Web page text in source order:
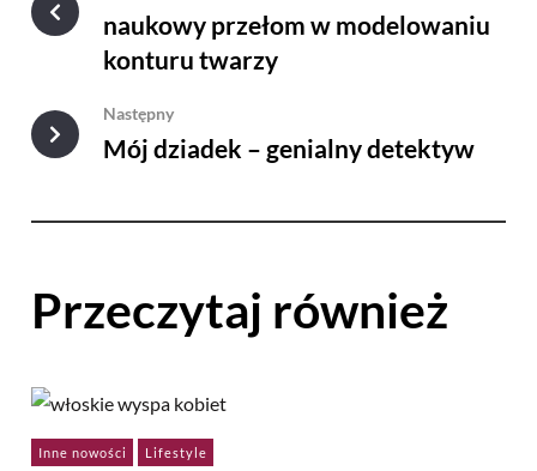
naukowy przełom w modelowaniu
konturu twarzy
Następny
Mój dziadek – genialny detektyw
Przeczytaj również
Inne nowości Lifestyle